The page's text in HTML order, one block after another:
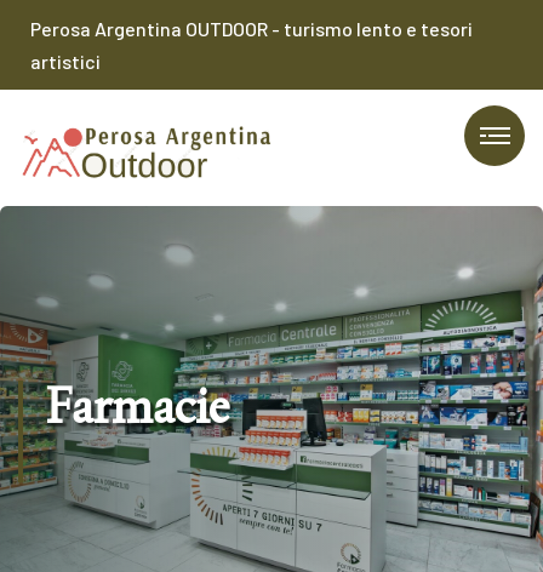
Perosa Argentina OUTDOOR - turismo lento e tesori
artistici
Farmacie